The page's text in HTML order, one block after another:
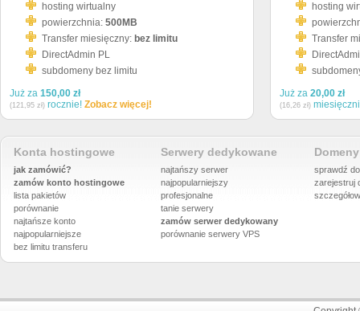
hosting wirtualny
powierzchnia: 500MB
Transfer miesięczny: bez limitu
DirectAdmin PL
subdomeny bez limitu
Już za 150,00 zł
(121,95 zł) rocznie! Zobacz więcej!
hosting
Transfer
Już za 20,00 zł
(16,26 zł)
Konta hostingowe
jak zamówić?
zamów konto hostingowe
lista pakietów
porównanie
najtańsze konto
najpopularniejsze
bez limitu transferu
Serwery dedykowane
najtańszy serwer
najpopularniejszy
profesjonalne
tanie serwery
zamów serwer dedykowany
porównanie serwery VPS
sprawdź
zarejestruj